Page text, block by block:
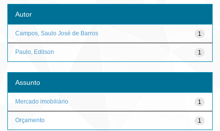
Autor
1
Campos, Saulo José de Barros
1
Paulo, Edilson
Assunto
1
Mercado imobiliário
1
Orçamento